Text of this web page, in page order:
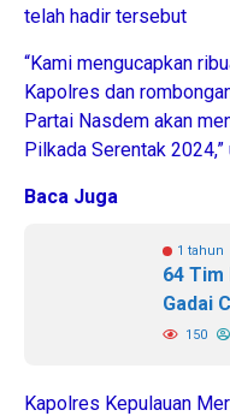
telah hadir tersebut
“Kami mengucapkan
Kapolres dan
Partai Nasdem akan
Pilkada Serentak 2024,”
Baca Juga
1 tahun
64 Tim
Gadai
150
Kapolres Kepulauan